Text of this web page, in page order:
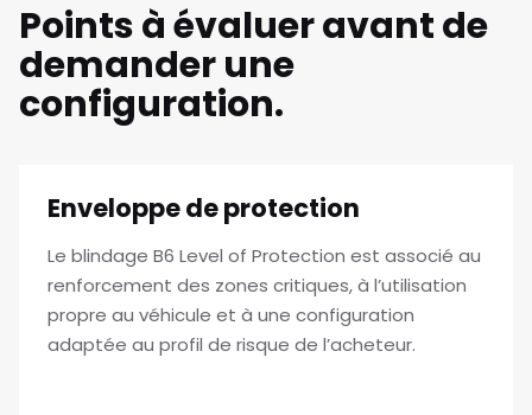
Points à évaluer avant de
demander une
configuration.
Enveloppe de protection
Le blindage B6 Level of Protection est associé au
renforcement des zones critiques, à l’utilisation
propre au véhicule et à une configuration
adaptée au profil de risque de l’acheteur.